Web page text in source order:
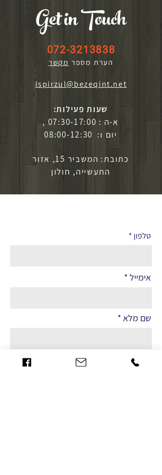
Get in Touch
072-3213838
הערת מספר מקשר
ispirzul@bezeqint.net
שעות פעילות:
א-ה : 07:30-17:00 ,
יום ו: 08:00-12:30
כתובת: המשביר 15, אזור
התעשייה, חולון
טלפון
אימייל
שם מלא
הערות